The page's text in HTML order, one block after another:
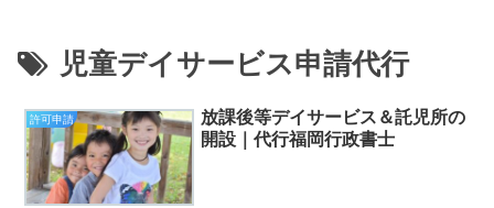
児童デイサービス申請代行
許可申請
放課後等デイサービス＆託児所の
開設｜代行福岡行政書士